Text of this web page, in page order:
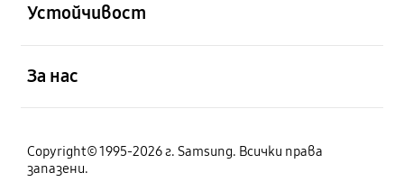
Устойчивост
За нас
Copyright© 1995-2026 г. Samsung. Всички права
запазени.